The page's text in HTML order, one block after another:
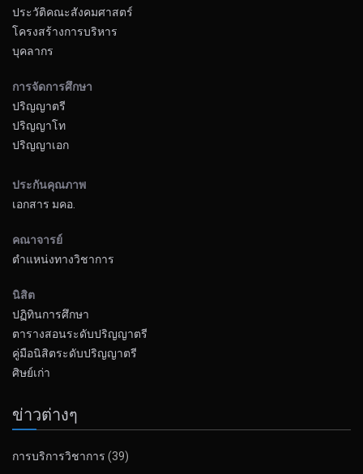
ประวัติคณะสังคมศาสตร์
โครงสร้างการบริหาร
บุคลากร
การจัดการศึกษา
ปริญญาตรี
ปริญญาโท
ปริญญาเอก
ประกันคุณภาพ
เอกสาร มคอ.
คณาจารย์
ตำแหน่งทางวิชาการ
นิสิต
ปฏิทินการศึกษา
ตารางสอนระดับปริญญาตรี
คู่มือนิสิตระดับปริญญาตรี
ศิษย์เก่า
ข่าวต่างๆ
การบริการวิชาการ (39)